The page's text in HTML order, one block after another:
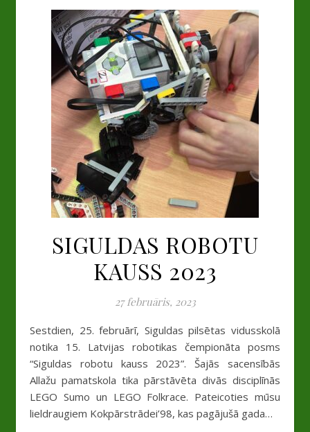
SIGULDAS ROBOTU
KAUSS 2023
27 februāris, 2023
Sestdien, 25. februārī, Siguldas pilsētas vidusskolā
notika 15. Latvijas robotikas čempionāta posms
“Siguldas robotu kauss 2023”. Šajās sacensībās
Allažu pamatskola tika pārstāvēta divās disciplīnās
LEGO Sumo un LEGO Folkrace. Pateicoties mūsu
lieldraugiem Kokpārstrādei’98, kas pagājušā gada…